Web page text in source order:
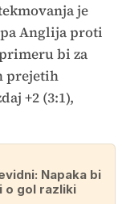
je
Anglija proti
bi za
prejetih
+2 (3:1),
Napaka bi
o gol razliki